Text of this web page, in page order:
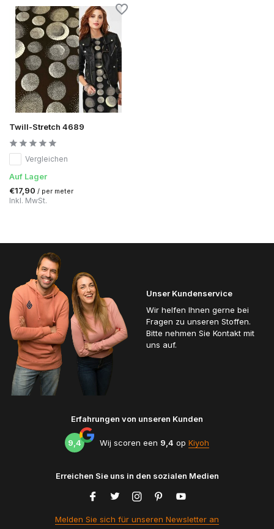
Twill-Stretch 4689
Vergleichen
Auf Lager
€17,90 / per meter
Inkl. MwSt.
Unser Kundenservice
Wir helfen Ihnen gerne bei
Fragen zu unseren Stoffen.
Bitte nehmen Sie Kontakt mit
uns auf.
Erfahrungen von unseren Kunden
9,4 Wij scoren een 9,4 op Kiyoh
Erreichen Sie uns in den sozialen Medien
Melden Sie sich für unseren Newsletter an